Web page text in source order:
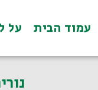
עמוד הבית על